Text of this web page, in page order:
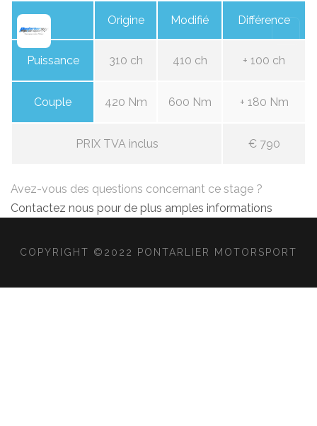
Origine Modifié Différence
Puissance 310 ch 410 ch + 100 ch
Couple 420 Nm 600 Nm + 180 Nm
PRIX TVA inclus € 790
Avez-vous des questions concernant ce stage ?
Contactez nous pour de plus amples informations
COPYRIGHT ©2022 PONTARLIER MOTORSPORT